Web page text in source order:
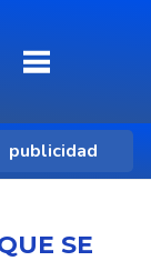
publicidad
SE